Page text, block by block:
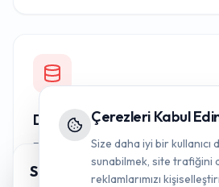
Düzensiz Veri Yönetimi
Farklı platformlara dağılmış,
yüzünden stratejik kararlar
Size yardımcı olabilir
Çerezleri Kabul
Size daha iyi bir kullanıcı
sunabilmek, site trafiğini
reklamlarımızı